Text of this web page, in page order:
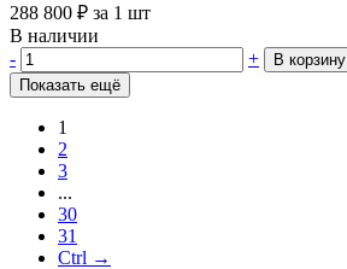
288 800 ₽ за 1 шт
В наличии
-
+
В корзину
Показать ещё
1
2
3
...
30
31
Ctrl →